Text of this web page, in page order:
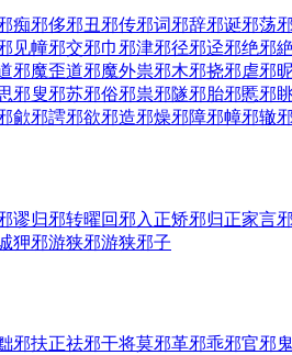
痴邪侈邪丑 邪传邪词邪辞邪诞邪荡
见幢邪交邪巾 邪津邪径邪迳邪绝邪絶
邪魔歪道邪魔外祟邪木邪挠邪虐邪
邪叟邪苏邪俗邪祟邪隧邪胎邪慝邪
歈邪謣邪欲邪造邪燥邪障邪幛邪辙
谬归邪转曜回邪入正矫邪归正家言
狎邪游狭邪游狭邪子
邪扶正祛邪干将莫邪革邪乖邪官邪